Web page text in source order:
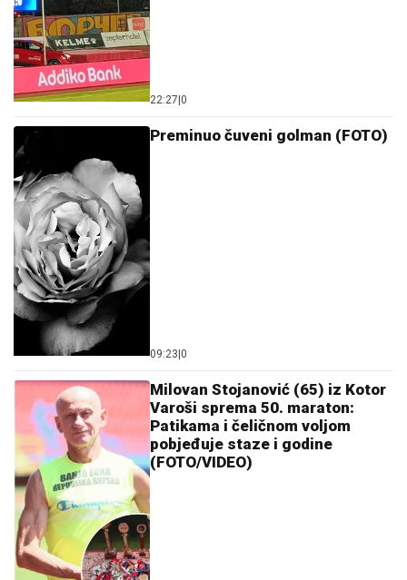
22:27 0
Preminuo čuveni golman (FOTO)
09:23 0
Milovan Stojanović (65) iz Kotor
Varoši sprema 50. maraton:
Patikama i čeličnom voljom
pobjeđuje staze i godine
(FOTO/VIDEO)